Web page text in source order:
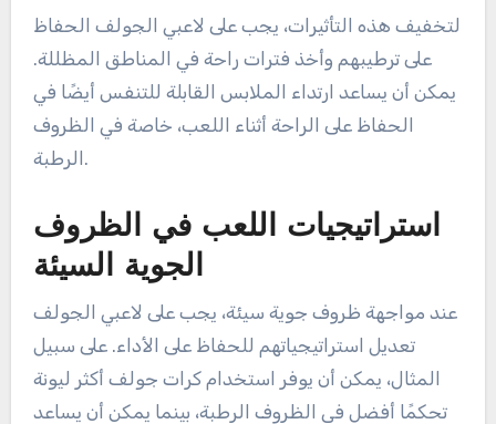
لتخفيف هذه التأثيرات، يجب على لاعبي الجولف الحفاظ
على ترطيبهم وأخذ فترات راحة في المناطق المظللة.
يمكن أن يساعد ارتداء الملابس القابلة للتنفس أيضًا في
الحفاظ على الراحة أثناء اللعب، خاصة في الظروف
الرطبة.
استراتيجيات اللعب في الظروف
الجوية السيئة
عند مواجهة ظروف جوية سيئة، يجب على لاعبي الجولف
تعديل استراتيجياتهم للحفاظ على الأداء. على سبيل
المثال، يمكن أن يوفر استخدام كرات جولف أكثر ليونة
تحكمًا أفضل في الظروف الرطبة، بينما يمكن أن يساعد